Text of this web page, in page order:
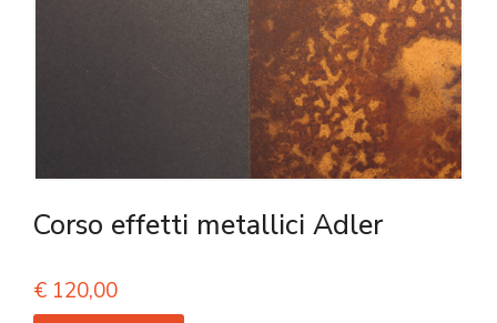
Corso effetti metallici Adler
€ 120,00